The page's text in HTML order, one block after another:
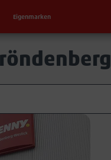
Eigenmarken